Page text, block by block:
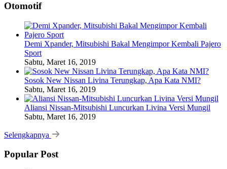
Otomotif
Demi Xpander, Mitsubishi Bakal Mengimpor Kembali Pajero
Sport
Sabtu, Maret 16, 2019
Sosok New Nissan Livina Terungkap, Apa Kata NMI?
Sabtu, Maret 16, 2019
Aliansi Nissan-Mitsubishi Luncurkan Livina Versi Mungil
Sabtu, Maret 16, 2019
Selengkapnya
Popular Post